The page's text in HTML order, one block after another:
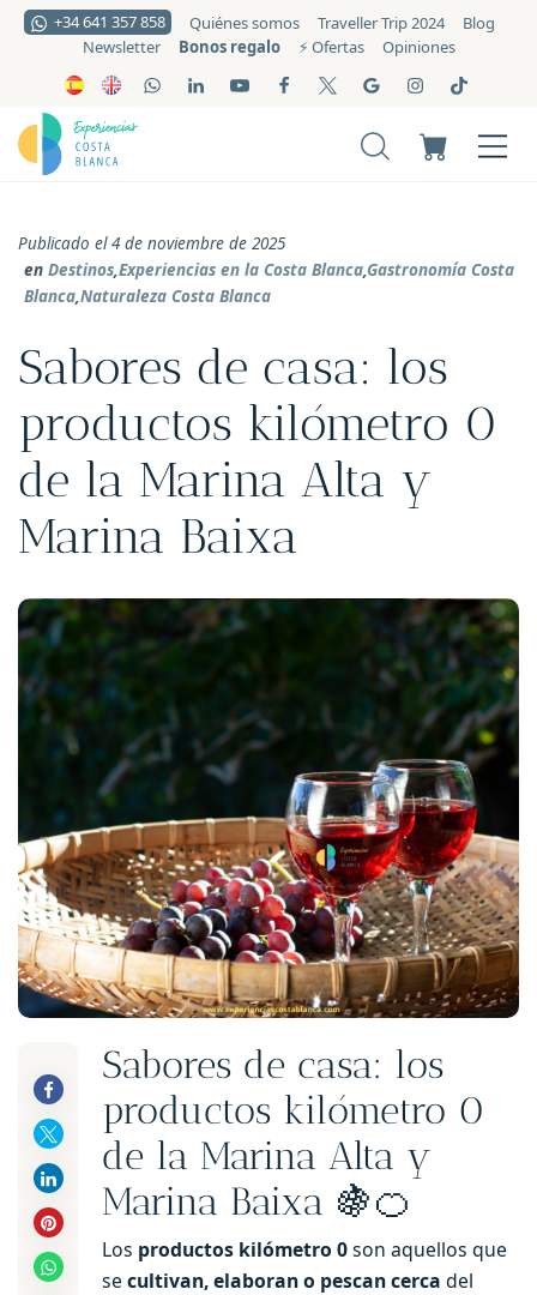
+34 641 357 858 Quiénes somos Traveller Trip 2024
Blog
Newsletter
Bonos regalo ⚡️ Ofertas Opiniones
Publicado el 4 de noviembre de 2025
en Destinos,Experiencias en la Costa Blanca,Gastronomía Costa
Blanca,Naturaleza Costa Blanca
Sabores de casa: los
productos kilómetro 0
de la Marina Alta y
Marina Baixa
Sabores de casa: los
productos kilómetro 0
de la Marina Alta y
Marina Baixa 🍇🍊
Los productos kilómetro 0son aquellos que
se cultivan, elaboran o pescan cerca del